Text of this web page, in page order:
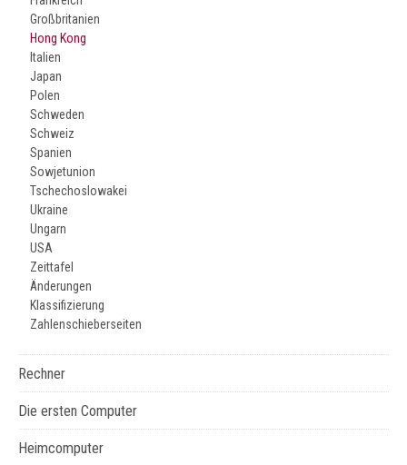
Großbritanien
Hong Kong
Italien
Japan
Polen
Schweden
Schweiz
Spanien
Sowjetunion
Tschechoslowakei
Ukraine
Ungarn
USA
Zeittafel
Änderungen
Klassifizierung
Zahlenschieberseiten
Rechner
Die ersten Computer
Heimcomputer